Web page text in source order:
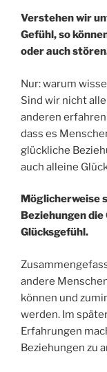
Verstehen wir
Gefühl, so
oder auch
Nur: warum
Sind wir nicht
anderen
dass es
glückliche
auch alleine
Möglicherweise
Beziehungen
Glücksgefühl.
andere
können und
werden. Im
Erfahrungen
Beziehungen zu